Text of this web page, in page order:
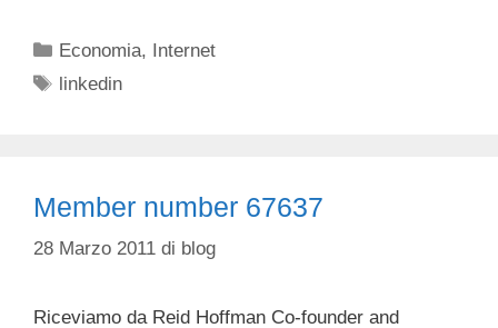
Categorie
Economia, Internet
Tag
linkedin
Member number 67637
28 Marzo 2011 di blog
Riceviamo da Reid Hoffman Co-founder and